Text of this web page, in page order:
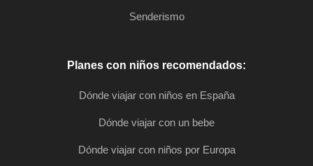
Senderismo
Planes con niños recomendados:
Dónde viajar con niños en España
Dónde viajar con un bebe
Dónde viajar con niños por Europa